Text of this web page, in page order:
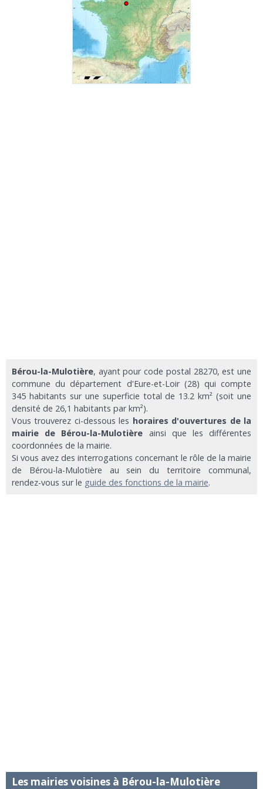
Bérou-la-Mulotière, ayant pour code postal 28270, est une
commune du département d'Eure-et-Loir (28) qui compte
345 habitants sur une superficie total de 13.2 km² (soit une
densité de 26,1 habitants par km²).
Vous trouverez ci-dessous les horaires d'ouvertures de la
mairie de Bérou-la-Mulotière ainsi que les différentes
coordonnées de la mairie.
Si vous avez des interrogations concernant le rôle de la mairie
de Bérou-la-Mulotière au sein du territoire communal,
rendez-vous sur le guide des fonctions de la mairie.
Les mairies voisines à Bérou-la-Mulotière